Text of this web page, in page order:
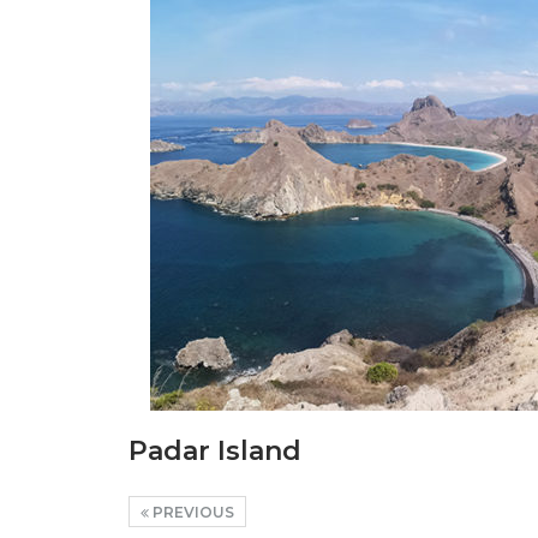
Padar Island
PREVIOUS